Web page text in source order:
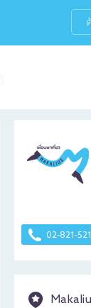
02-821-